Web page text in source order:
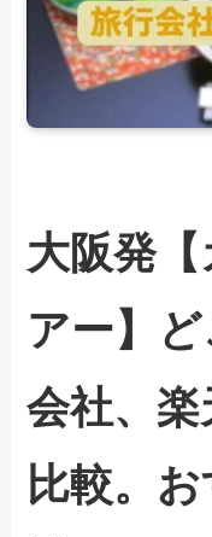
大阪発
アー】
会社、
比較。